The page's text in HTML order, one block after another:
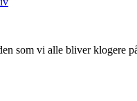
som vi alle bliver